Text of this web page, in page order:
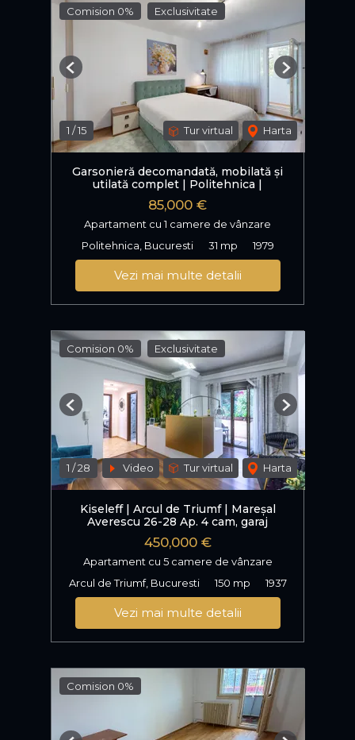
Comision 0% Exclusivitate
1 /15 Tur virtual Harta
Previous Next
Garsonieră decomandată, mobilată și
utilată complet | Politehnica |
85,000 €
Apartament cu 1 camere de vânzare
Politehnica, Bucuresti
31 mp 1979
Vezi mai multe detalii
Comision 0% Exclusivitate
1 /28 Video Tur virtual Harta
Previous Next
Kiseleff | Arcul de Triumf | Mareșal
Averescu 26-28 Ap. 4 cam, garaj
450,000 €
Apartament cu 5 camere de vânzare
Arcul de Triumf, Bucuresti
150 mp 1937
Vezi mai multe detalii
Comision 0%